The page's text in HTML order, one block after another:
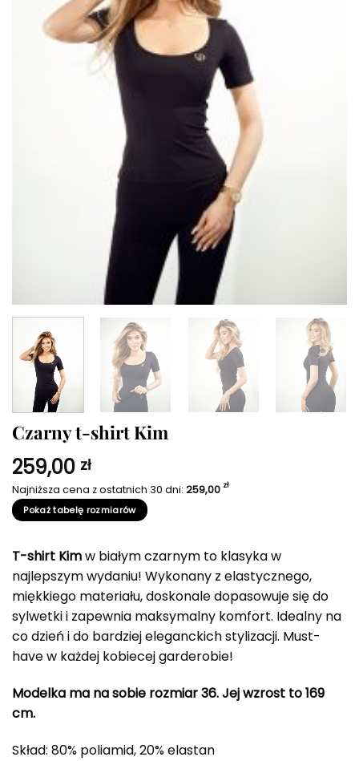
Czarny t-shirt Kim
259,00 zł
Najniższa cena z ostatnich 30 dni: 259,00 zł
Pokaż tabelę rozmiarów
T-shirt Kimw białym czarnym to klasyka w
najlepszym wydaniu! Wykonany z elastycznego,
miękkiego materiału, doskonale dopasowuje się do
sylwetki i zapewnia maksymalny komfort. Idealny na
co dzień i do bardziej eleganckich stylizacji. Must-
have w każdej kobiecej garderobie!
Modelka ma na sobie rozmiar 36. Jej wzrost to 169
cm.
Skład: 80% poliamid, 20% elastan